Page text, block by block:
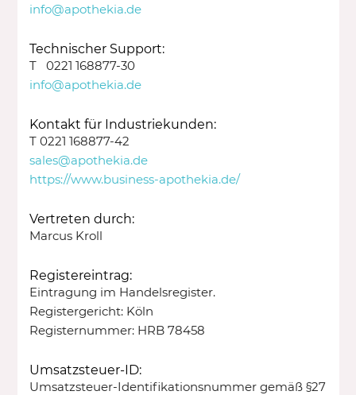
info@apothekia.de
Technischer Support:
T 0221 168877-30
info@apothekia.de
Kontakt für Industriekunden:
T 0221 168877-42
sales@apothekia.de
https://www.business-apothekia.de/
Vertreten durch:
Marcus Kroll
Registereintrag:
Eintragung im Handelsregister.
Registergericht: Köln
Registernummer: HRB 78458
Umsatzsteuer-ID:
Umsatzsteuer-Identifikationsnummer gemäß §27